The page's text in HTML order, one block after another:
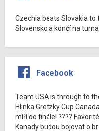
Czechia beats Slovakia to
Slovensko a končí na
Facebook
Team USA is through to
Hlinka Gretzky Cup
míří do finále! ????
Kanady budou bojovat o